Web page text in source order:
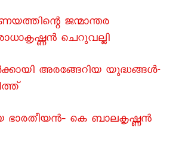
ജന്മാന്തര
ചെറുവല്ലി
അരങ്ങേറിയ യുദ്ധങ്ങൾ-
ഭാരതീയൻ‐ കെ ബാലകൃഷ്ണൻ